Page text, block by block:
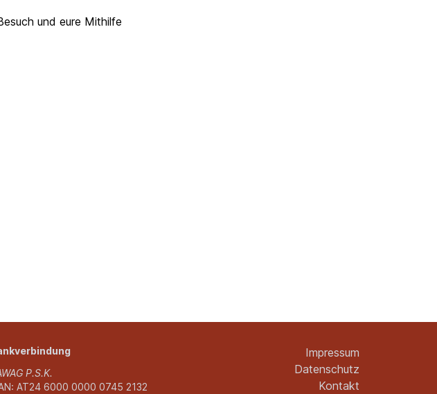
und eure Mithilfe
P.S.K.
AT24 6000 0000 0745 2132
Impressum
Datenschutz
Kontakt